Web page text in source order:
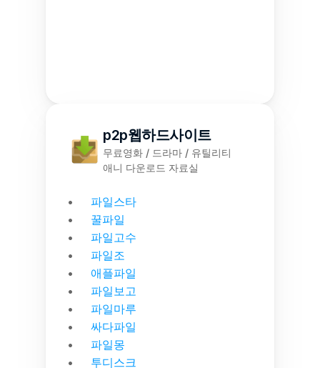
p2p웹하드사이트
무료영화 / 드라마 / 유틸리티
애니 다운로드 자료실
파일스타
꿀파일
파일고수
파일조
애플파일
파일보고
파일마루
싸다파일
파일몽
투디스크